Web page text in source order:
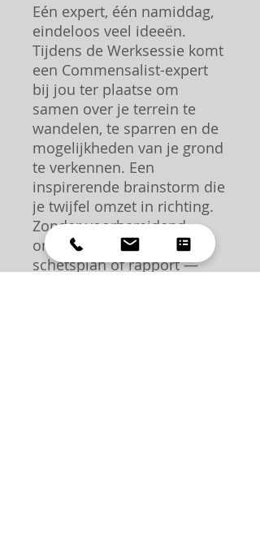
Eén expert, één namiddag,
eindeloos veel ideeën.
Tijdens de Werksessie komt
een Commensalist-expert
bij jou ter plaatse om
samen over je terrein te
wandelen, te sparren en de
mogelijkheden van je grond
te verkennen. Een
inspirerende brainstorm die
je twijfel omzet in richting.
Zonder voorbereidend
onderzoek, zonder
schetsplan of rapport —